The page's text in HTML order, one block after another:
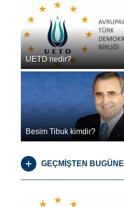
UETD nedir?
Besim Tibuk kimdir?
GEÇMİŞTEN BUGÜNE